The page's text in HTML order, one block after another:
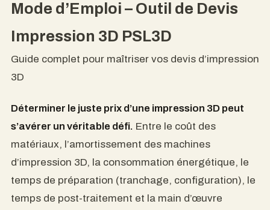
Mode d’Emploi – Outil de Devis
Impression 3D PSL3D
Guide complet pour maîtriser vos devis d’impression
3D
Déterminer le juste prix d’une impression 3D peut
s’avérer un véritable défi. Entre le coût des
matériaux, l’amortissement des machines
d’impression 3D, la consommation énergétique, le
temps de préparation (tranchage, configuration), le
temps de post-traitement et la main d’œuvre